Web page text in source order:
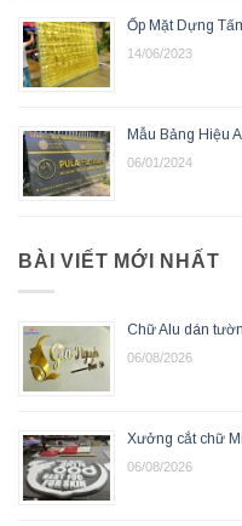
Ốp Mặt Dựng
14/06/2023
Mẫu Bảng Hiệu
06/01/2024
BÀI VIẾT MỚI NHẤT
Chữ Alu dán
06/08/2026
Xưởng cắt chữ
06/08/2026